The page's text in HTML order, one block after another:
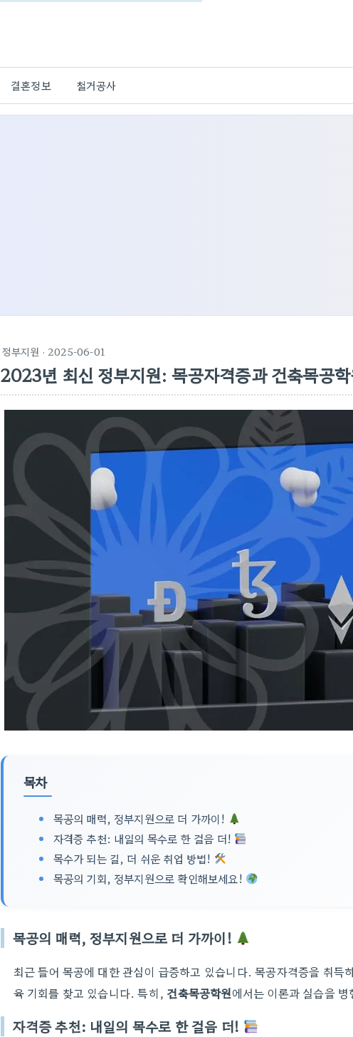
결혼정보 철거공사
정부지원 · 2025-06-01
2023년 최신 정부지원: 목공자격증과 건축목공
목차
목공의 매력, 정부지원으로 더 가까이!
자격증 추천: 내일의 목수로 한 걸음 더!
목수가 되는 길, 더 쉬운 취업 방법!
목공의 기회, 정부지원으로 확인해보세요!
목공의 매력, 정부지원으로 더 가까이!
최근 들어 목공에 대한 관심이 급증하고 있습니다. 목공자격증을 취득
육 기회를 찾고 있습니다. 특히, 건축목공학원에서는 이론과 실습을
자격증 추천: 내일의 목수로 한 걸음 더!